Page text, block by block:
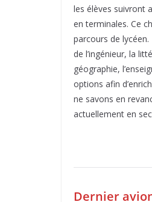
les élèves suivront
en terminales. Ce
parcours de
de l’ingénieur, la
géographie,
options afin
ne savons en
actuellement en
Dernier